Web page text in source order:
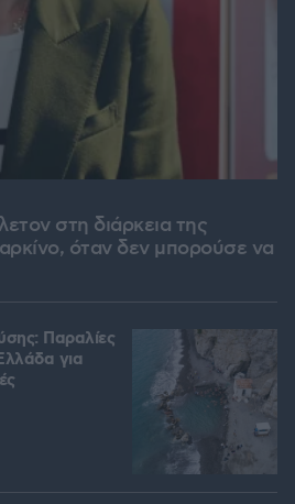
στη διάρκεια της
όταν δεν μπορούσε να
Παραλίες
για